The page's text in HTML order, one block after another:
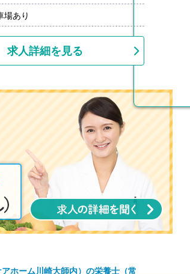
場あり
求人詳細を見る
ホーム川崎大師内）の栄養士（常